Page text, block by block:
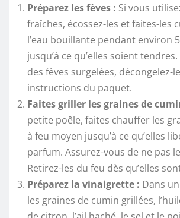
Préparez les fèves : Si vous
fraîches, écossez-les et faites-les
l’eau bouillante pendant environ
jusqu’à ce qu’elles soient
des fèves surgelées, décongelez-
instructions du paquet.
Faites griller les graines de
petite poêle, faites chauffer les
à feu moyen jusqu’à ce qu’elles
parfum. Assurez-vous de ne pas
Retirez-les du feu dès qu’elles
Préparez la vinaigrette : Dans
les graines de cumin grillées,